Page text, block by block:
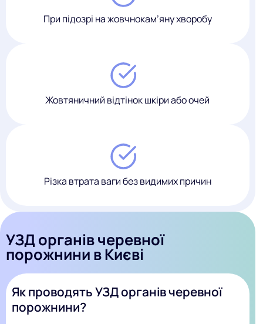
При підозрі на жовчнокам’яну хворобу
Жовтяничний відтінок шкіри або очей
Різка втрата ваги без видимих причин
УЗД органів черевної
порожнини в Києві
Як проводять УЗД органів черевної
порожнини?